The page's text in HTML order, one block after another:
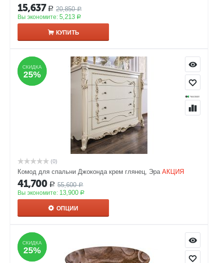
15,637 Р 20,850 Р
Вы экономите: 5,213 Р
КУПИТЬ
СКИДКА
25%
СКИДКА
25%
(0)
Комод для спальни Джоконда крем глянец, Эра АКЦИЯ
41,700 Р 55,600 Р
Вы экономите: 13,900 Р
ОПЦИИ
СКИДКА
25%
СКИДКА
25%